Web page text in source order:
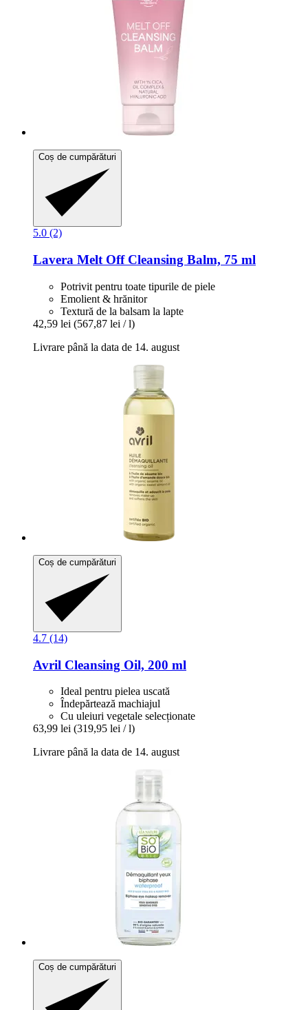
Coș de cumpărături
5.0 (2)
Lavera Melt Off Cleansing Balm, 75 ml
Potrivit pentru toate tipurile de piele
Emolient & hrănitor
Textură de la balsam la lapte
42,59 lei (567,87 lei / l)
Livrare până la data de 14. august
Coș de cumpărături
4.7 (14)
Avril Cleansing Oil, 200 ml
Ideal pentru pielea uscată
Îndepărtează machiajul
Cu uleiuri vegetale selecționate
63,99 lei (319,95 lei / l)
Livrare până la data de 14. august
Coș de cumpărături